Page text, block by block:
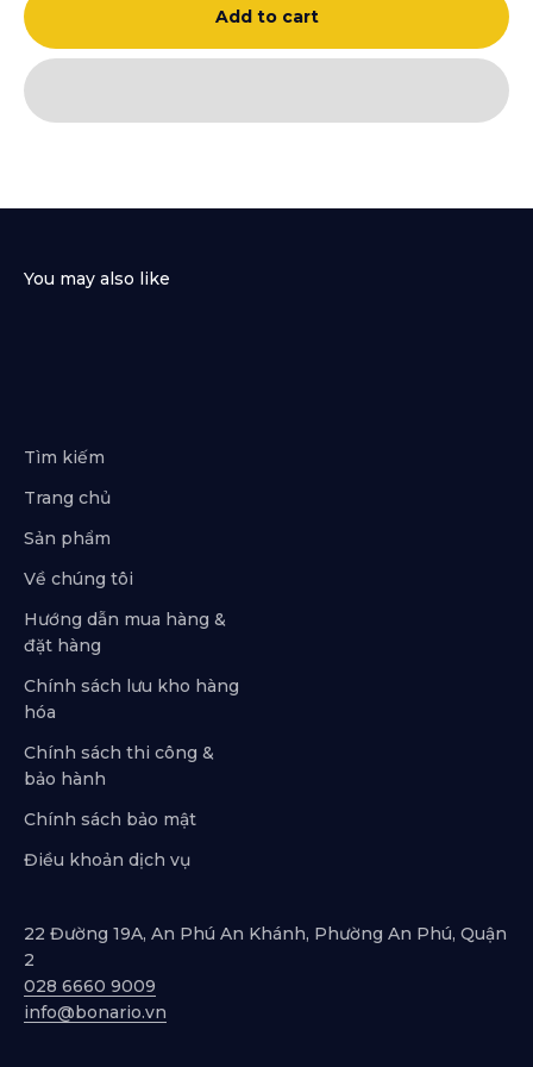
Add to cart
Tìm kiếm
Trang chủ
Sản phẩm
Về chúng tôi
Hướng dẫn mua hàng &
đặt hàng
Chính sách lưu kho hàng
hóa
Chính sách thi công &
bảo hành
Chính sách bảo mật
Điều khoản dịch vụ
22 Đường 19A, An Phú An Khánh, Phường An Phú, Quận
2
028 6660 9009
info@bonario.vn